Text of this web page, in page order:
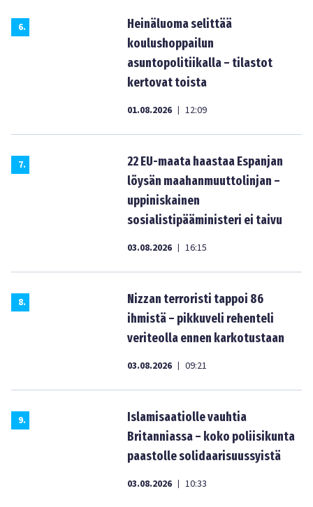
6.
Heinäluoma selittää
koulushoppailun
asuntopolitiikalla – tilastot
kertovat toista
01.08.2026 | 12:09
7.
22 EU-maata haastaa Espanjan
löysän maahanmuuttolinjan –
uppiniskainen
sosialistipääministeri ei taivu
03.08.2026 | 16:15
8.
Nizzan terroristi tappoi 86
ihmistä – pikkuveli rehenteli
veriteolla ennen karkotustaan
03.08.2026 | 09:21
9.
Islamisaatiolle vauhtia
Britanniassa – koko poliisikunta
paastolle solidaarisuussyistä
03.08.2026 | 10:33